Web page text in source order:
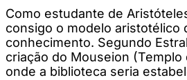
Como estudante de
consigo o modelo aristotélico
conhecimento. Segundo
criação do Mouseion (Templo
onde a biblioteca seria